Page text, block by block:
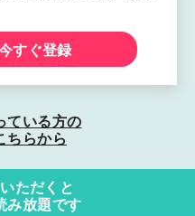
すぐ登録
ている方の
ちらから
ただくと
み放題です